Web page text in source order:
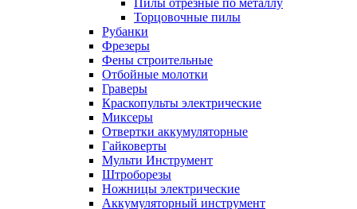
Пилы отрезные по металлу
Торцовочные пилы
Рубанки
Фрезеры
Фены строительные
Отбойные молотки
Граверы
Краскопульты электрические
Миксеры
Отвертки аккумуляторные
Гайковерты
Мульти Инструмент
Штроборезы
Ножницы электрические
Аккумуляторный инструмент